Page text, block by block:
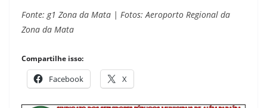
Fonte: g1 Zona da Mata | Fotos: Aeroporto Regional da
Zona da Mata
Compartilhe isso:
Facebook X